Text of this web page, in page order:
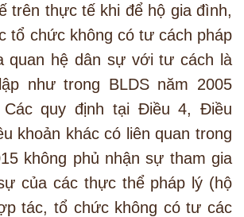
trên thực tế khi để hộ gia đình,
tổ chức không có tư cách pháp
quan hệ dân sự với tư cách là
như trong BLDS năm 2005
quy định tại Điều 4, Điều
khoản khác có liên quan trong
không phủ nhận sự tham gia
của các thực thể pháp lý (hộ
tác, tổ chức không có tư các